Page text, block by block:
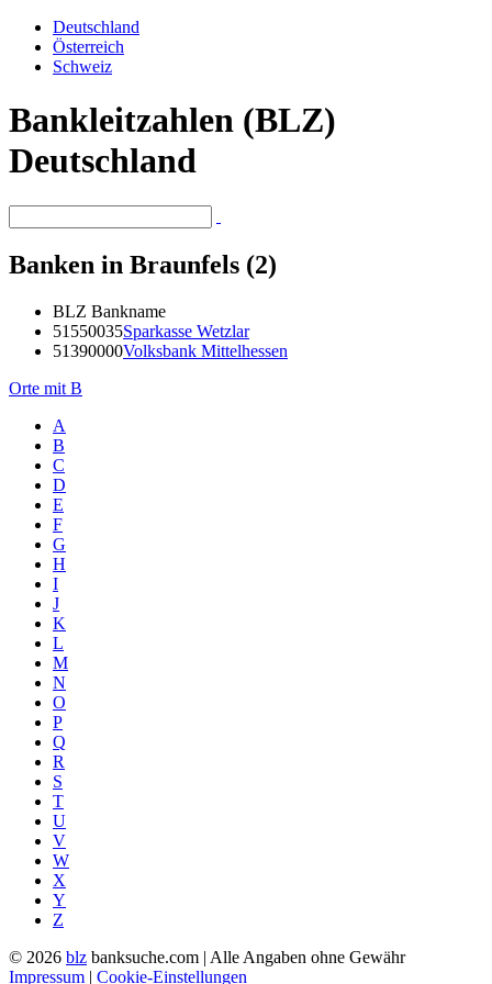
Deutschland
Österreich
Schweiz
Bankleitzahlen (BLZ)
Deutschland
Banken in Braunfels (2)
BLZ Bankname
51550035Sparkasse Wetzlar
51390000Volksbank Mittelhessen
Orte mit B
A
B
C
D
E
F
G
H
I
J
K
L
M
N
O
P
Q
R
S
T
U
V
W
X
Y
Z
© 2026 blz banksuche.com | Alle Angaben ohne Gewähr
Impressum | Cookie-Einstellungen